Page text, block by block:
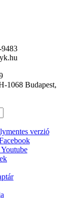
1068 Budapest,